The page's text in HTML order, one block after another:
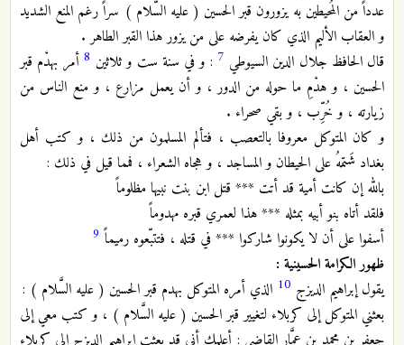
عدداً من المُحيطين به يزورون قبر الحسين ( عليه السَّلام ) سراً رغم المنع الشديد
و العقاب الأليم الذي كان يفرضه على من يزور هذا القبر الطاهر .
قال الحافظ جلال الدين السيوطي 7 : و في سنة ست و ثلاثين 8 أمر بهدْم قبر
الحسين ، و هدْمِ ما حوله من الدور ، و أن يعمل مزارع ، و منع الناس من
زيارته ، و خُرِّب ، و بقي صحراء .
و كان المتوكل معروفا بالتعصب ، فتألم المسلمون من ذلك ، و كتب أهل
بغداد شَتمهُ على الحيطان و المساجد ، و هجاه الشعراء ، فمما قيل في ذلك :
بالله إن كانت أمية قد أتت *** قتل ابن بنت نبيها مظلوماً
فلقد أتاه بنو أبيه بمثله *** هذا لعمري قبره مهدوماً
أسفوا على أن لا يكونوا شاركوا *** في قتله ، فتتبّعوه رميماً 9
ظهور الكرامة الحسينية :
يقول إبراهيم الديزج 10 الذي أمره المتوكل بهدم قبر الحسين ( عليه السَّلام ) :
بعثني المتوكل إلى كربلاء لتغيير قبر الحسين ( عليه السَّلام ) ، و كتب معي إلى